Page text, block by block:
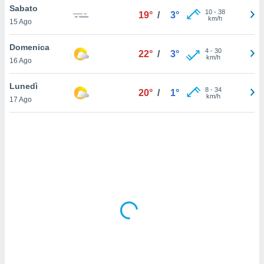
cookie
in
Sabato
15 Ago
19° / 3° 10- 38
km/h
Domenica
16 Ago
22° / 3° 4- 30
km/h
Lunedì
17 Ago
20° / 1° 8- 34
km/h